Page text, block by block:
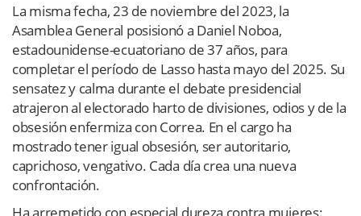
La misma fecha, 23 de noviembre del 2023, la
Asamblea General posisionó a Daniel Noboa,
estadounidense-ecuatoriano de 37 años, para
completar el período de Lasso hasta mayo del 2025. Su
sensatez y calma durante el debate presidencial
atrajeron al electorado harto de divisiones, odios y de la
obsesión enfermiza con Correa. En el cargo ha
mostrado tener igual obsesión, ser autoritario,
caprichoso, vengativo. Cada día crea una nueva
confrontación.
Ha arremetido con especial dureza contra mujeres: